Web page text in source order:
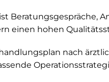
Beratungsgespräche,
einen hohen
nach